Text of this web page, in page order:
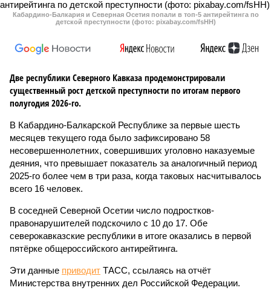
Кабардино-Балкария и Северная Осетия попали в топ-5 антирейтинга по
детской преступности (фото: pixabay.com/fsHH)
Две республики Северного Кавказа продемонстрировали
существенный рост детской преступности по итогам первого
полугодия 2026-го.
В Кабардино-Балкарской Республике за первые шесть
месяцев текущего года было зафиксировано 58
несовершеннолетних, совершивших уголовно наказуемые
деяния, что превышает показатель за аналогичный период
2025-го более чем в три раза, когда таковых насчитывалось
всего 16 человек.
В соседней Северной Осетии число подростков-
правонарушителей подскочило с 10 до 17. Обе
северокавказские республики в итоге оказались в первой
пятёрке общероссийского антирейтинга.
Эти данные приводит ТАСС, ссылаясь на отчёт
Министерства внутренних дел Российской Федерации.